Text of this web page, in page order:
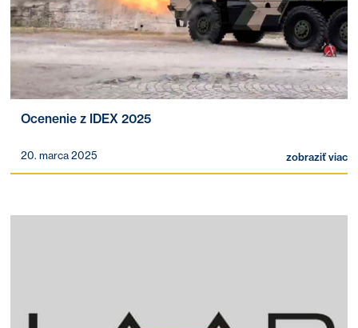
Ocenenie z IDEX 2025
20. marca 2025 zobraziť viac